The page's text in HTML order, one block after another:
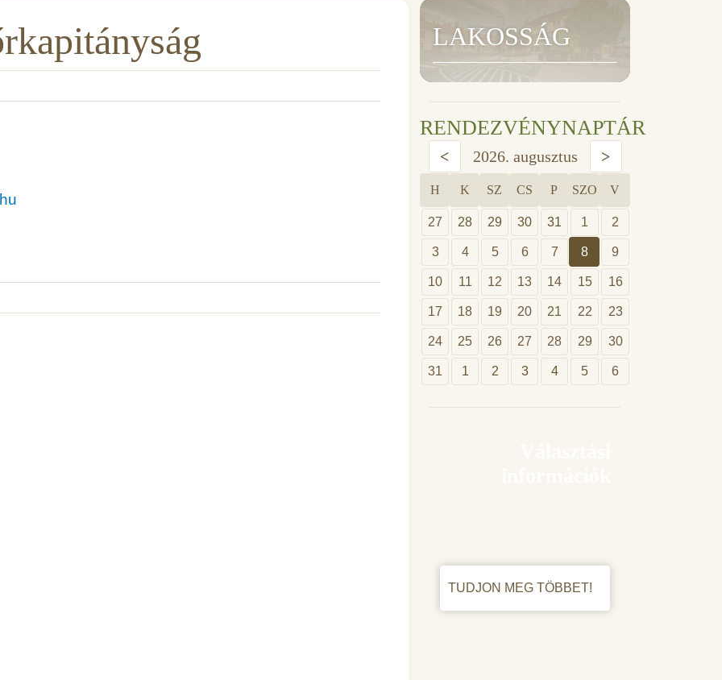
LAKOSSÁG
RENDEZVÉNYNAPTÁR
< 2026. augusztus >
H K SZ CS P SZO V
27 28 29 30 31 1 2
3 4 5 6 7 8 9
10 11 12 13 14 15 16
17 18 19 20 21 22 23
24 25 26 27 28 29 30
31 1 2 3 4 5 6
TUDJON MEG TÖBBET!